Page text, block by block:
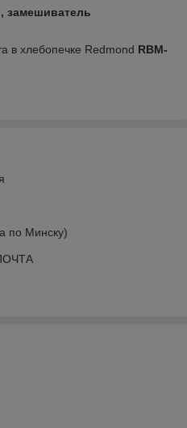
замешиватель
в хлебопечке Redmond RBM-
по Минску)